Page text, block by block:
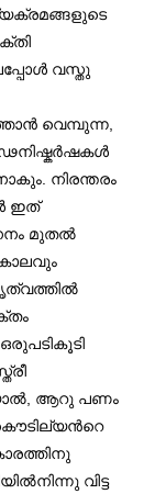
വസ്തു
വെമ്പുന്ന,
നിരന്തരം
ഇത്
മുതൽ
ആറു പണം
കൌടില്യൻറെ
വിട്ട